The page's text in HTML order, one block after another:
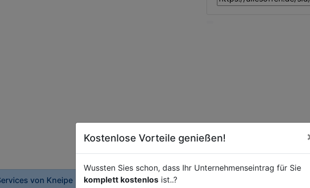
von Kneipe
Kostenlose Vorteile genießen!
Wussten Sies schon, dass Ihr Unternehmenseintrag für Sie
komplett kostenlos ist..?